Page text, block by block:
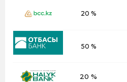
20 %
50 %
20 %